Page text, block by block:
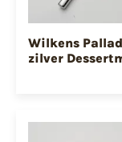
Wilkens
zilver